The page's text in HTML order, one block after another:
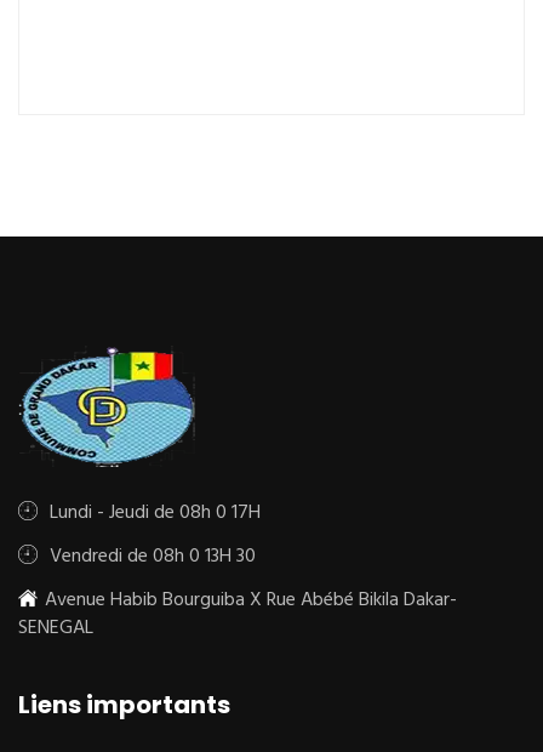
Lundi - Jeudi de 08h 0 17H
Vendredi de 08h 0 13H 30
Avenue Habib Bourguiba X Rue Abébé Bikila Dakar-
SENEGAL
Liens importants